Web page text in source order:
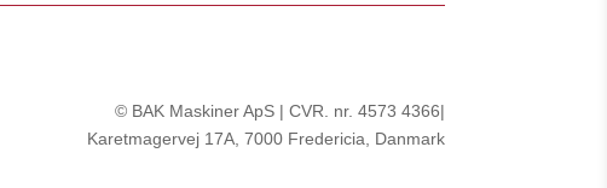
© BAK Maskiner ApS | CVR. nr. 4573 4366|
Karetmagervej 17A, 7000 Fredericia, Danmark